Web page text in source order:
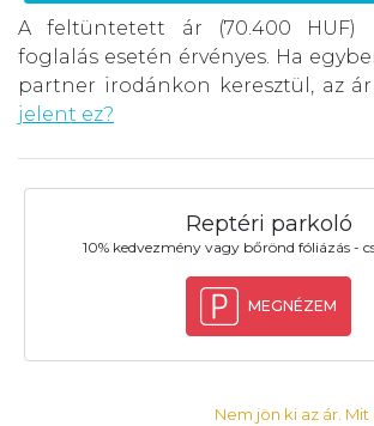
A feltüntetett ár (70.400 HUF)
foglalás esetén érvényes. Ha
partner irodánkon keresztül, az
jelent ez?
Reptéri parkoló
10% kedvezmény vagy bőrönd fóliázás -
MEGNÉZEM
Nem jön ki az ár. Mit